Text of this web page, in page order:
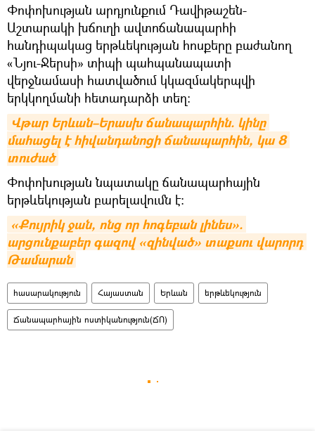
Փոփոխության արդյունքում Դավիթաշեն-
Աշտարակի խճուղի ավտոճանապարհի
հանդիպակաց երթևեկության հոսքերը բաժանող
«Նյու-Ջերսի» տիպի պահպանապատի
վերջնամասի հատվածում կկազմակերպվի
երկկողմանի հետադարձի տեղ։
Վթար Երևան–Երասխ ճանապարհին. կինը
մահացել է հիվանդանոցի ճանապարհին, կա 8
տուժած
Փոփոխության նպատակը ճանապարհային
երթևեկության բարելավումն է։
«Քույրիկ ջան, ոնց որ հոգեբան լինես».
արցունքաբեր գազով «զինված» տաքսու վարորդ
Թամարան
հասարակություն Հայաստան Երևան երթևեկություն
Ճանապարհային ոստիկանություն(ՃՈ)